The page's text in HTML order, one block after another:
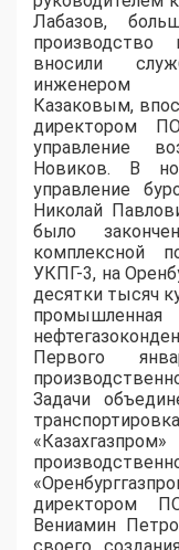
Лабазов,
вносили
инженером
Казаковым,
директором ПО
управление
Новиков. В
управление
Николай
было
комплексной
УКПГ-3, на
десятки тысяч
промышленная
Первого
Задачи
директором
Вениамин
своего